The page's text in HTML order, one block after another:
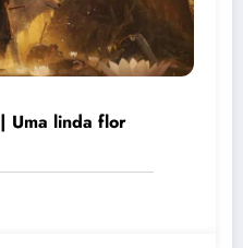
Uma linda flor